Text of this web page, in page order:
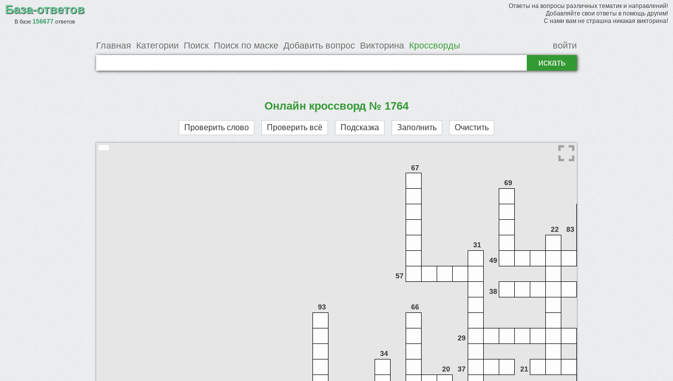
База-ответов
В базе 156677 ответов
Ответы на вопросы различных тематик и направлений!
Добавляйте свои ответы в помощь другим!
С нами вам не страшна никакая викторина!
Главная Категории Поиск Поиск по маске Добавить вопрос Викторина Кроссворды войти
Онлайн кроссворд № 1764
Проверить слово Проверить всё Подсказка Заполнить Очистить
67
69
22
83
31
49
57
38
93
66
29
34
20
37
21